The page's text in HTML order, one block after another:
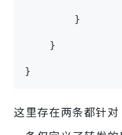
        }
    }
}
这里存在两条都针